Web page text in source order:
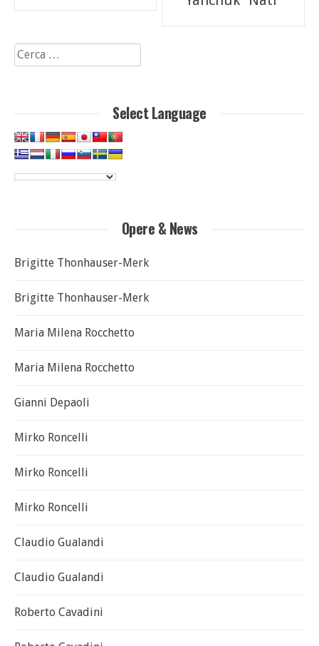
articoli
Ricerca
per:
Select Language
Opere & News
Brigitte Thonhauser-Merk
Brigitte Thonhauser-Merk
Maria Milena Rocchetto
Maria Milena Rocchetto
Gianni Depaoli
Mirko Roncelli
Mirko Roncelli
Mirko Roncelli
Claudio Gualandi
Claudio Gualandi
Roberto Cavadini